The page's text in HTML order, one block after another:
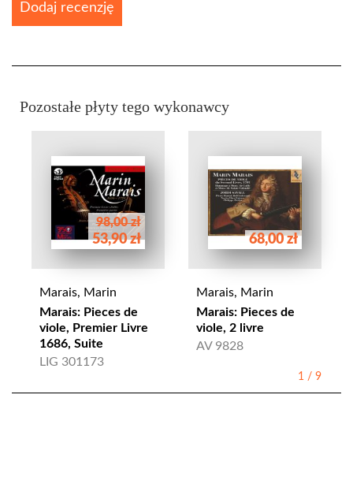
Dodaj recenzję
Pozostałe płyty tego wykonawcy
98,00 zł
53,90 zł
Marais, Marin
Marais: Pieces de
viole, Premier Livre
1686, Suite
LIG 301173
68,00 zł
Marais, Marin
Marais: Pieces de
viole, 2 livre
AV 9828
1 / 9